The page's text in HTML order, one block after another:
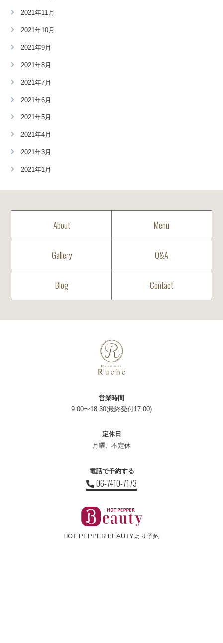
2021年11月
2021年10月
2021年9月
2021年8月
2021年7月
2021年6月
2021年5月
2021年4月
2021年3月
2021年1月
About Menu
Gallery Q&A
Blog Contact
営業時間
9:00〜18:30(最終受付17:00)
定休日
月曜、不定休
電話で予約する
06-7410-7173
HOT PEPPER BEAUTYより予約